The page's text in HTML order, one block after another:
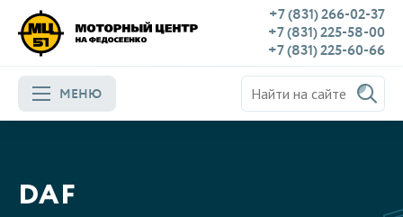
+7 (831) 266-02-37
+7 (831) 225-58-00
+7 (831) 225-60-66
МЕНЮ
DAF